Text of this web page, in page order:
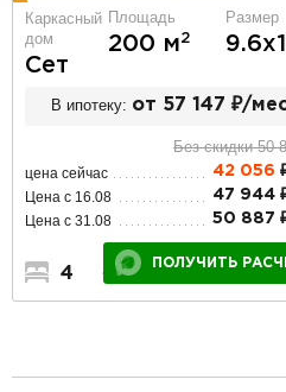
Каркасный
дом
Сет
Площадь
200 м2
Размер
В ипотеку: от 57 147 ₽/
Без скидки 50
цена сейчас 42 056
Цена с 16.08 47 944
Цена с 31.08 50 887
4 3
ПОЛУЧИТЬ